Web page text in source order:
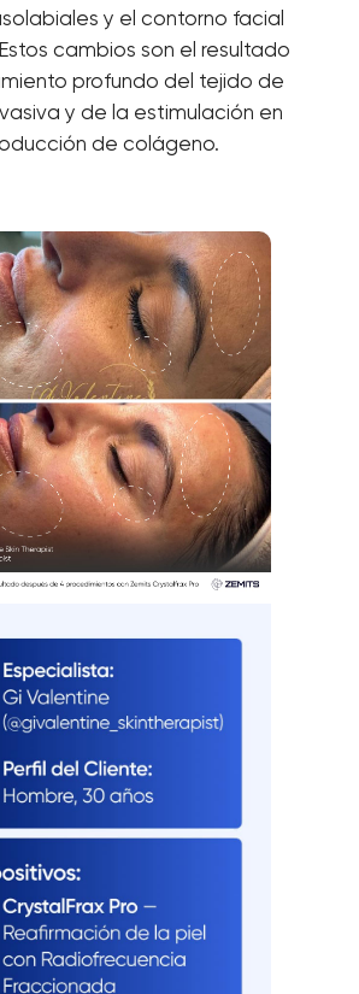
y el contorno facial
cambios son el resultado
profundo del tejido de
y de la estimulación en
de colágeno.